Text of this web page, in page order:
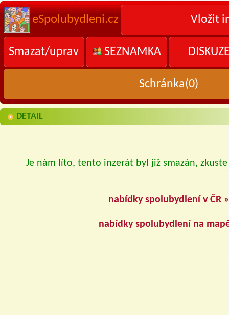
eSpolubydleni.cz Vložit
Smazat/uprav SEZNAMKA
Schránka(0)
DETAIL
Je nám líto, tento inzerát byl již smazán,
nabídky spolubydlení v ČR »
nabídky spolubydlení na